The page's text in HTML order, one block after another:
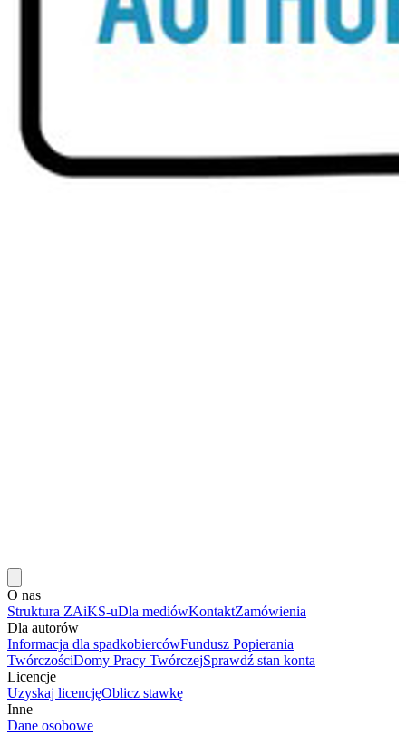
O nas
Struktura ZAiKS-uDla mediówKontaktZamówienia
Dla autorów
Informacja dla spadkobiercówFundusz Popierania
TwórczościDomy Pracy TwórczejSprawdź stan konta
Licencje
Uzyskaj licencjęOblicz stawkę
Inne
Dane osobowe